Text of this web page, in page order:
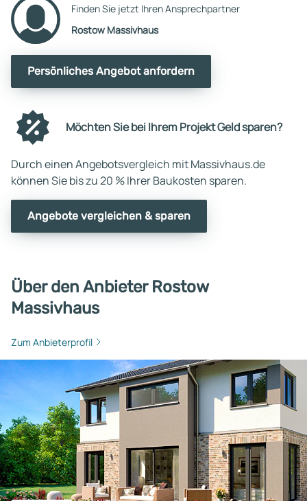
Finden Sie jetzt Ihren Ansprechpartner
Rostow Massivhaus
Persönliches Angebot anfordern
Möchten Sie bei Ihrem Projekt Geld sparen?
Durch einen Angebotsvergleich mit Massivhaus.de
können Sie bis zu 20 % Ihrer Baukosten sparen.
Angebote vergleichen & sparen
Über den Anbieter Rostow
Massivhaus
Zum Anbieterprofil